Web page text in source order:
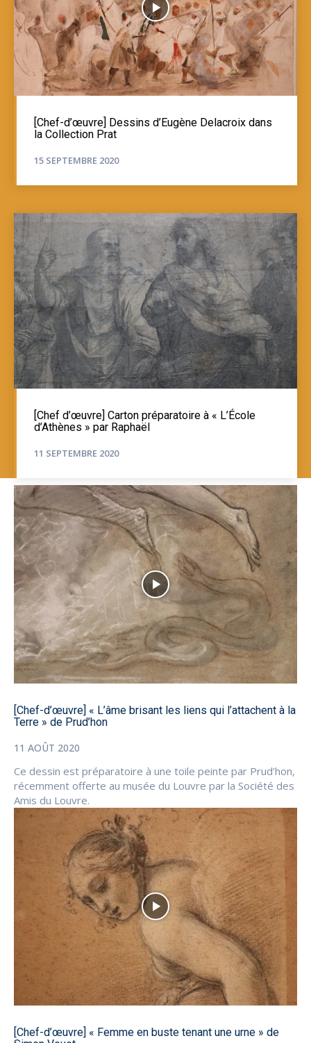
[Chef-d’œuvre] Dessins d’Eugène Delacroix dans
la Collection Prat
15 SEPTEMBRE 2020
[Chef d’œuvre] Carton préparatoire à « L’École
d’Athènes » par Raphaël
11 SEPTEMBRE 2020
[Chef-d’œuvre] « L’âme brisant les liens qui l’attachent à la
Terre » de Prud’hon
11 AOÛT 2020
Ce dessin est préparatoire à une toile peinte par Prud’hon,
récemment offerte au musée du Louvre par la Société des
Amis du Louvre.
[Chef-d’œuvre] « Femme en buste tenant une urne » de